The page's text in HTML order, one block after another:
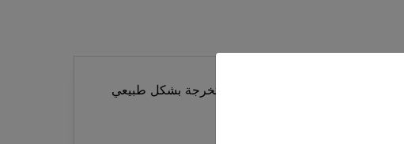
ضعي هذا اللوشن بلطف على جسمك بأكمله لإضفاء الحيوية والنضارة على بشرتك المرطبة بسعادة. يحتوي اللوشن على 100٪ من المرطبات المستخرجة بشكل طبيعي